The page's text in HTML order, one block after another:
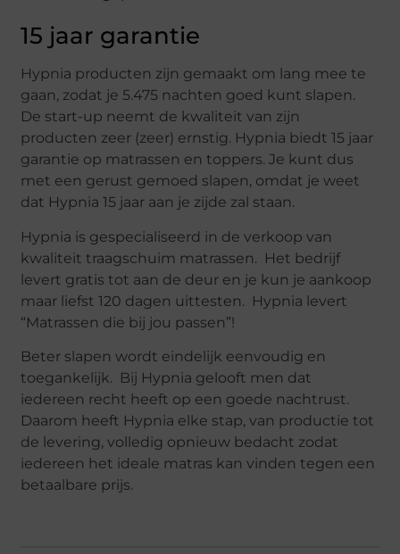
15 jaar garantie
Hypnia producten zijn gemaakt om lang mee te
gaan, zodat je 5.475 nachten goed kunt slapen.
De start-up neemt de kwaliteit van zijn
producten zeer (zeer) ernstig. Hypnia biedt 15 jaar
garantie op matrassen en toppers. Je kunt dus
met een gerust gemoed slapen, omdat je weet
dat Hypnia 15 jaar aan je zijde zal staan.
Hypnia is gespecialiseerd in de verkoop van
kwaliteit traagschuim matrassen. Het bedrijf
levert gratis tot aan de deur en je kun je aankoop
maar liefst 120 dagen uittesten. Hypnia levert
“Matrassen die bij jou passen”!
Beter slapen wordt eindelijk eenvoudig en
toegankelijk. Bij Hypnia gelooft men dat
iedereen recht heeft op een goede nachtrust.
Daarom heeft Hypnia elke stap, van productie tot
de levering, volledig opnieuw bedacht zodat
iedereen het ideale matras kan vinden tegen een
betaalbare prijs.